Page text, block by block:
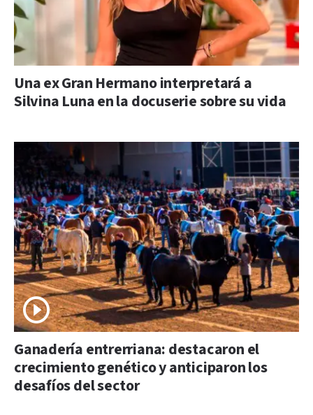
Una ex Gran Hermano interpretará a
Silvina Luna en la docuserie sobre su vida
Ganadería entrerriana: destacaron el
crecimiento genético y anticiparon los
desafíos del sector